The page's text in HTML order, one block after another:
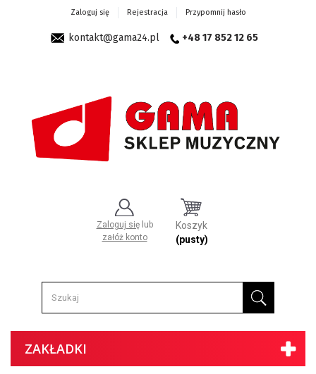
Zaloguj się Rejestracja Przypomnij hasło
kontakt@gama24.pl +48 17 852 12 65
Zaloguj się lub
załóż konto
Koszyk
(pusty)
ZAKŁADKI